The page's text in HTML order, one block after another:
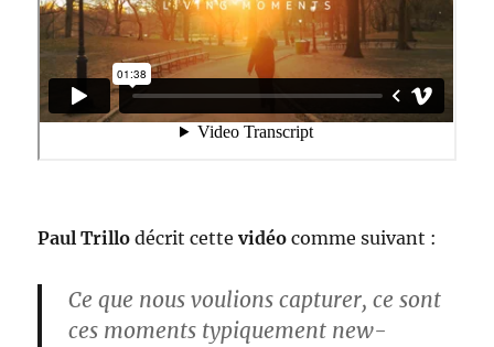
Paul Trillo décrit cettevidéo comme suivant :
Ce que nous voulions capturer, ce sont
ces moments typiquement new-